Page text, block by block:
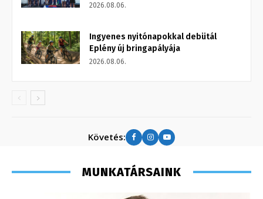
2026.08.06.
Ingyenes nyitónapokkal debütál
Eplény új bringapályája
2026.08.06.
Követés:
MUNKATÁRSAINK